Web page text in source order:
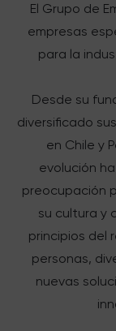
El Grupo de
empresas
para la
Desde su
diversificado
en Chile y
evolución
preocupación
su cultura y
principios del
personas,
nuevas